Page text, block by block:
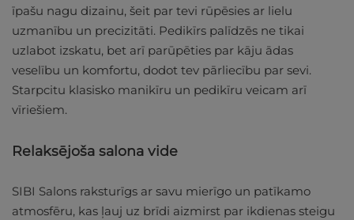
īpašu nagu dizainu, šeit par tevi rūpēsies ar lielu
uzmanību un precizitāti. Pedikīrs palīdzēs ne tikai
uzlabot izskatu, bet arī parūpēties par kāju ādas
veselību un komfortu, dodot tev pārliecību par sevi.
Starpcitu klasisko manikīru un pedikīru veicam arī
vīriešiem.
Relaksējoša salona vide
SIBI Salons raksturīgs ar savu mierīgo un patīkamo
atmosfēru, kas ļauj uz brīdi aizmirst par ikdienas steigu